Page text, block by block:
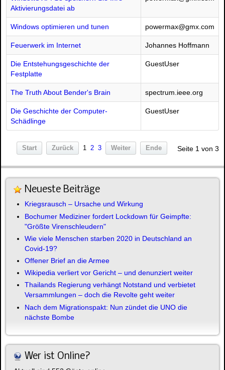
Aktivierungsdatei ab
Windows optimieren und tunen powermax@gmx.com
Feuerwerk im Internet Johannes Hoffmann
Die Entstehungsgeschichte der
Festplatte
GuestUser
The Truth About Bender's Brain spectrum.ieee.org
Die Geschichte der Computer-
Schädlinge
GuestUser
Seite 1 von 3
Start Zurück 1 2 3 Weiter Ende
Neueste Beiträge
Kriegsrausch – Ursache und Wirkung
Bochumer Mediziner fordert Lockdown für Geimpfte:
"Größte Virenschleudern"
Wie viele Menschen starben 2020 in Deutschland an
Covid-19?
Offener Brief an die Armee
Wikipedia verliert vor Gericht – und denunziert weiter
Thailands Regierung verhängt Notstand und verbietet
Versammlungen – doch die Revolte geht weiter
Nach dem Migrationspakt: Nun zündet die UNO die
nächste Bombe
Wer ist Online?